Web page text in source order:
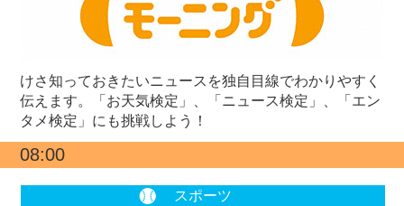
けさ知っておきたいニュースを独自目線でわかりやすく
伝えます。「お天気検定」、「ニュース検定」、「エン
タメ検定」にも挑戦しよう！
08:00
スポーツ